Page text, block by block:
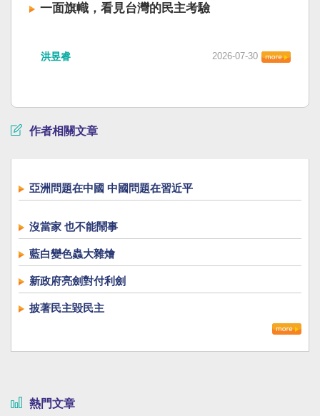
一面旗幟，看見台灣的民主考驗
洪昱睿 2026-07-30
作者相關文章
亞洲問題在中國 中國問題在習近平
沒當家 也不能鬧事
藍白變色蟲大雜燴
新政府亮劍對付利劍
披著民主毀民主
熱門文章